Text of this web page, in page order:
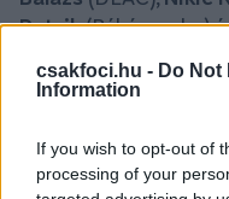
csakfoci.hu - Do Not
Information
If you wish to opt-out of
processing of your
Patrik(Békéscsaba)
soron következő
mérkőzésre szóló
kapcsolatos
soron következő NB